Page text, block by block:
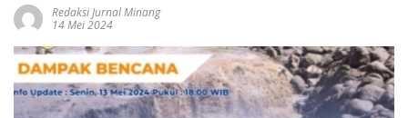
Redaksi Jurnal Minang
14 Mei 2024